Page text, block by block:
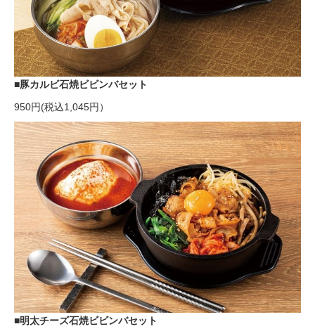
■豚カルビ石焼ビビンバセット
950円(税込1,045円）
■明太チーズ石焼ビビンバセット